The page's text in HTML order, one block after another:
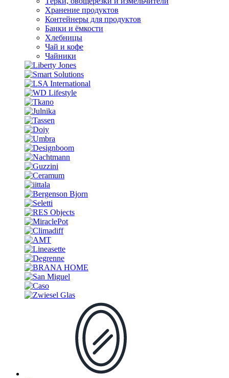
Хранение продуктов
Контейнеры для продуктов
Банки и ёмкости
Хлебницы
Чай и кофе
Чайники